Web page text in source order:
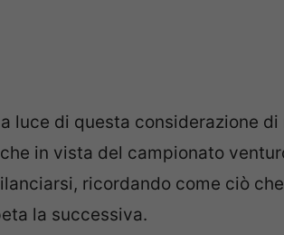
luce di questa considerazione
in vista del campionato
ricordando come ciò
la successiva.